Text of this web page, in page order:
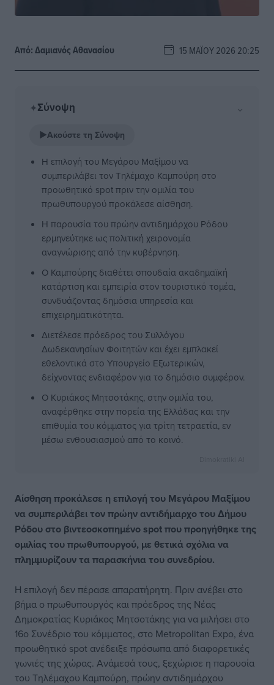
Από:Δαμιανός Αθανασίου 15 ΜΑΪ́ΟΥ 2026 20:25
✦Σύνοψη ⌄
▶Ακούστε τη Σύνοψη
Η επιλογή του Μεγάρου Μαξίμου να
συμπεριλάβει τον Τηλέμαχο Καμπούρη στο
προωθητικό spot πριν την ομιλία του
πρωθυπουργού προκάλεσε αίσθηση.
Η παρουσία του πρώην αντιδημάρχου Ρόδου
ερμηνεύτηκε ως πολιτική χειρονομία
αναγνώρισης από την κυβέρνηση.
Ο Καμπούρης διαθέτει σπουδαία ακαδημαϊκή
κατάρτιση και εμπειρία στον τουριστικό τομέα,
συνδυάζοντας δημόσια υπηρεσία και
επιχειρηματικότητα.
Διετέλεσε πρόεδρος του Συλλόγου
Δωδεκανησίων Φοιτητών και έχει εμπλακεί
εθελοντικά στο Υπουργείο Εξωτερικών,
δείχνοντας ενδιαφέρον για το δημόσιο συμφέρον.
Ο Κυριάκος Μητσοτάκης, στην ομιλία του,
αναφέρθηκε στην πορεία της Ελλάδας και την
επιθυμία του κόμματος για τρίτη τετραετία, εν
μέσω ενθουσιασμού από το κοινό.
Αίσθηση προκάλεσε η επιλογή του Μεγάρου Μαξίμου
να συμπεριλάβει τον πρώην αντιδήμαρχο του Δήμου
Ρόδου στο βιντεοσκοπημένο spot που προηγήθηκε της
ομιλίας του πρωθυπουργού, με θετικά σχόλια να
πλημμυρίζουν τα παρασκήνια του συνεδρίου.
Η επιλογή δεν πέρασε απαρατήρητη. Πριν ανέβει στο
βήμα ο πρωθυπουργός και πρόεδρος της Νέας
Δημοκρατίας Κυριάκος Μητσοτάκης για να μιλήσει στο
16ο Συνέδριο του κόμματος, στο Metropolitan Expo, ένα
προωθητικό spot ανέδειξε πρόσωπα από διαφορετικές
γωνιές της χώρας. Ανάμεσά τους, ξεχώρισε η παρουσία
του Τηλέμαχου Καμπούρη, πρώην αντιδημάρχου